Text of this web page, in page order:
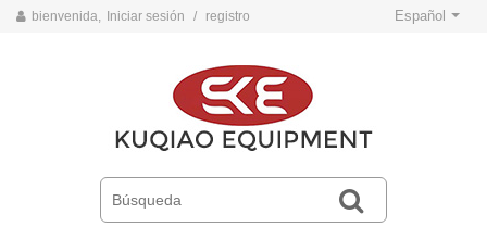
bienvenida, Iniciar sesión / registro Español